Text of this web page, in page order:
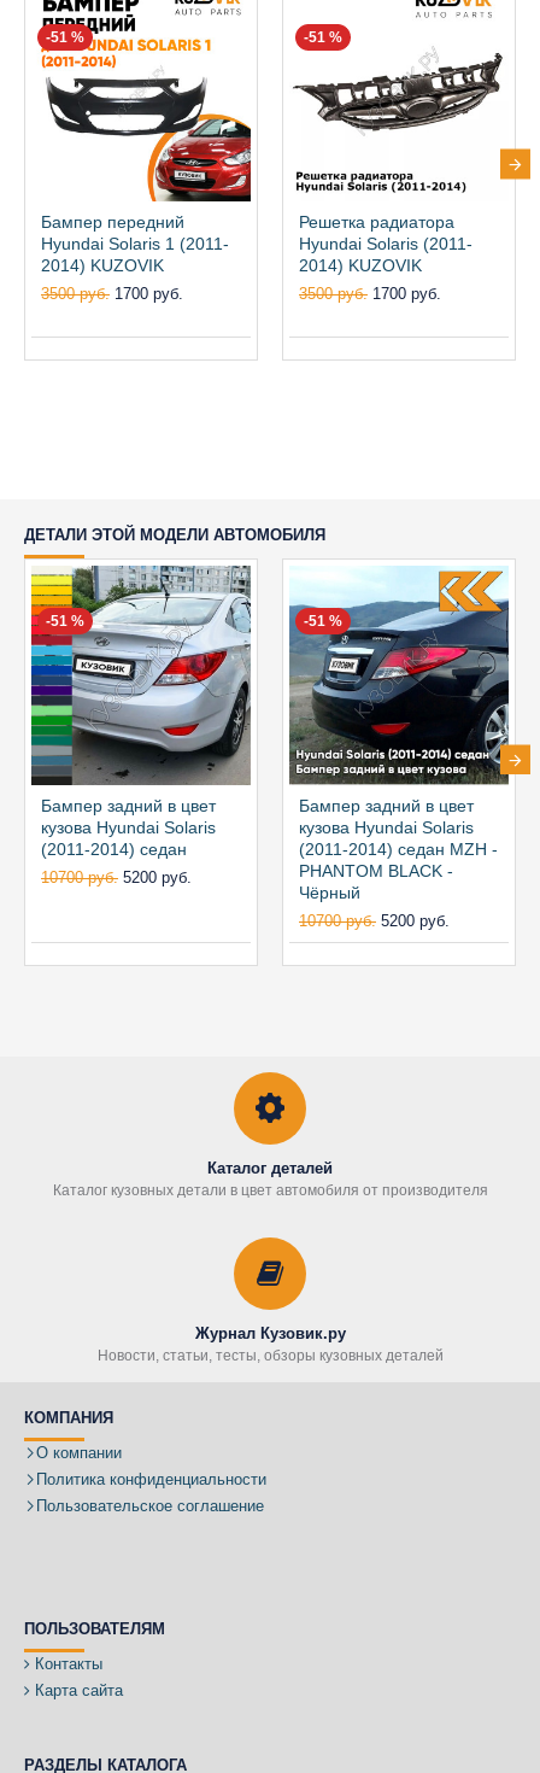
-51 %
Бампер передний
Hyundai Solaris 1 (2011-
2014) KUZOVIK
3500 руб. 1700 руб.
-51 %
Решетка радиатора
Hyundai Solaris (2011-
2014) KUZOVIK
3500 руб. 1700 руб.
ДЕТАЛИ ЭТОЙ МОДЕЛИ АВТОМОБИЛЯ
-51 %
Бампер задний в цвет
кузова Hyundai Solaris
(2011-2014) седан
10700 руб. 5200 руб.
-51 %
Бампер задний в цвет
кузова Hyundai Solaris
(2011-2014) седан MZH -
PHANTOM BLACK -
Чёрный
10700 руб. 5200 руб.
Каталог деталей
Каталог кузовных детали в цвет автомобиля от производителя
Журнал Кузовик.ру
Новости, статьи, тесты, обзоры кузовных деталей
КОМПАНИЯ
О компании
Политика конфиденциальности
Пользовательское соглашение
ПОЛЬЗОВАТЕЛЯМ
Контакты
Карта сайта
РАЗДЕЛЫ КАТАЛОГА